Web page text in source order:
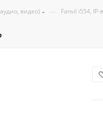
видео) — Fanvil i554,